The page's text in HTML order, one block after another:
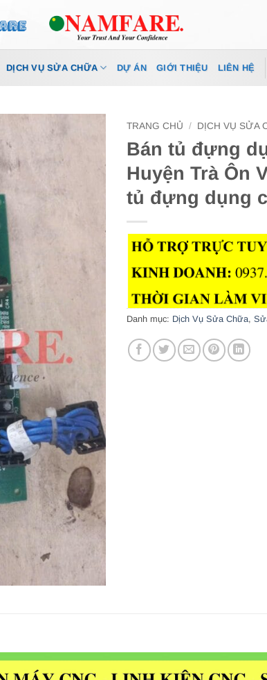
DỊCH VỤ SỬA CHỮA DỰ ÁN GIỚI THIỆU LIÊN HỆ
TRANG CHỦ / DỊCH VỤ SỬA
Bán tủ đựng
Huyện Trà Ôn
tủ đựng dụng
Danh mục: Dịch Vụ Sửa Chữa,